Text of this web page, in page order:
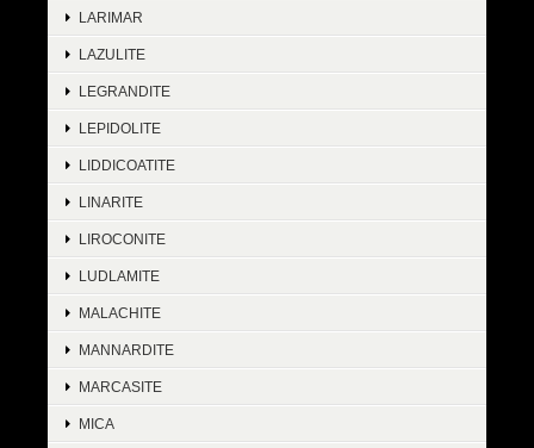
LARIMAR
LAZULITE
LEGRANDITE
LEPIDOLITE
LIDDICOATITE
LINARITE
LIROCONITE
LUDLAMITE
MALACHITE
MANNARDITE
MARCASITE
MICA